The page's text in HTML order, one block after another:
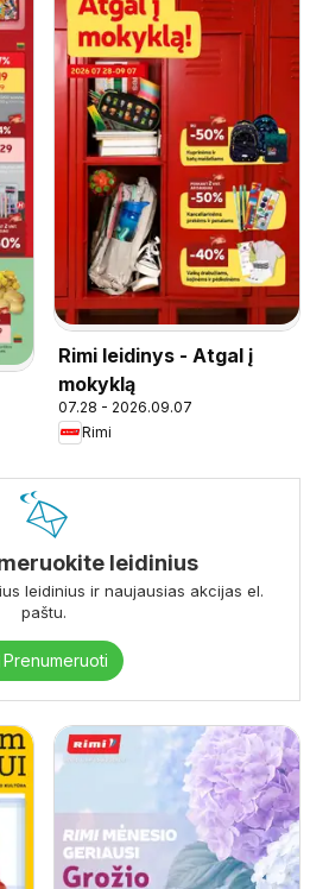
Rimi leidinys - Atgal į
mokyklą
07.28 - 2026.09.07
Rimi
leidinius
leidinius ir naujausias akcijas el.
paštu.
Prenumeruoti